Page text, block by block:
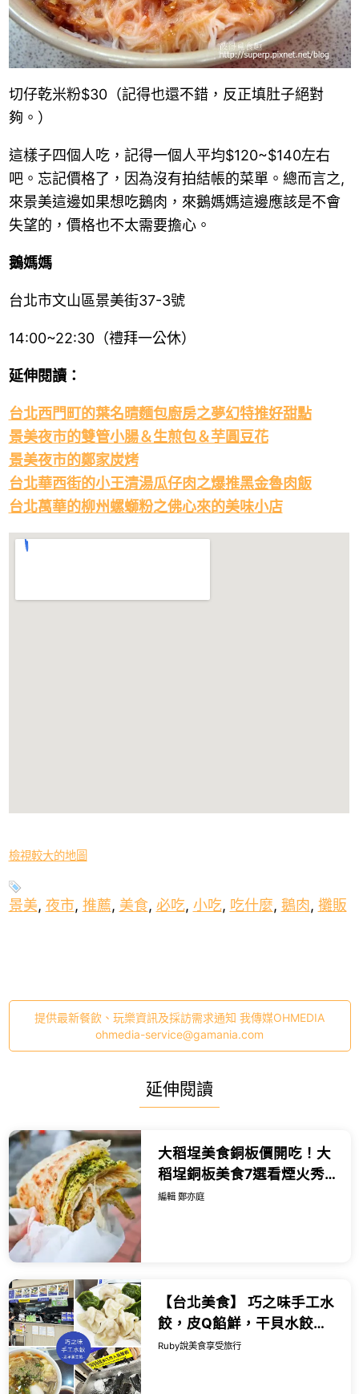
切仔乾米粉$30（記得也還不錯，反正填肚子絕對
夠。 ）
這樣子四個人吃，記得一個人平均$120~$140左右
吧。忘記價格了，因為沒有拍結帳的菜單。總而言之,
來景美這邊如果想吃鵝肉，來鵝媽媽這邊應該是不會
失望的，價格也不太需要擔心。
鵝媽媽
台北市文山區景美街37-3號
14:00~22:30（禮拜一公休）
延伸閱讀：
台北西門町的葉名晴麵包廚房之夢幻特推好甜點
景美夜市的雙管小腸＆生煎包＆芋圓豆花
景美夜市的鄭家炭烤
台北華西街的小王清湯瓜仔肉之爆推黑金魯肉飯
台北萬華的柳州螺螄粉之佛心來的美味小店
檢視較大的地圖
景美, 夜市, 推薦, 美食, 必吃, 小吃, 吃什麼, 鵝肉, 攤販
提供最新餐飲、玩樂資訊及採訪需求通知 我傳媒OHMEDIA
ohmedia-service@gamania.com
延伸閱讀
大稻埕美食銅板價開吃！大
稻埕銅板美食7選看煙火秀
順吃，慈聖宮銅板小吃先
編輯 鄭亦庭
【台北美食】 巧之味手工水
餃，皮Q餡鮮，干貝水餃都
值得一試，酸辣湯也很推薦
Ruby說美食享受旅行